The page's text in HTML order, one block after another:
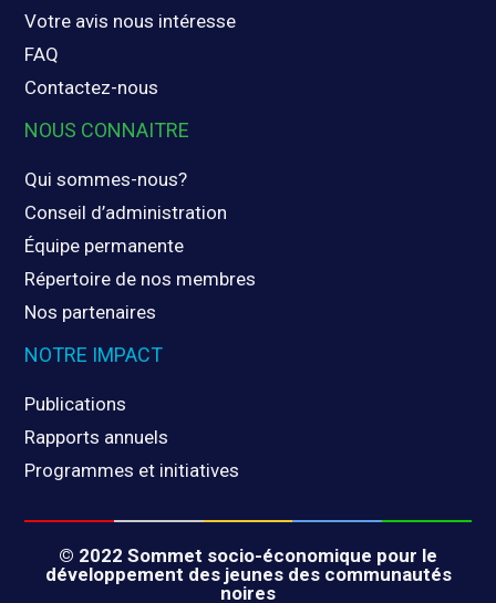
Votre avis nous intéresse
FAQ
Contactez-nous
NOUS CONNAITRE
Qui sommes-nous?
Conseil d’administration
Équipe permanente
Répertoire de nos membres
Nos partenaires
NOTRE IMPACT
Publications
Rapports annuels
Programmes et initiatives
© 2022 Sommet socio-économique pour le
développement des jeunes des communautés
noires